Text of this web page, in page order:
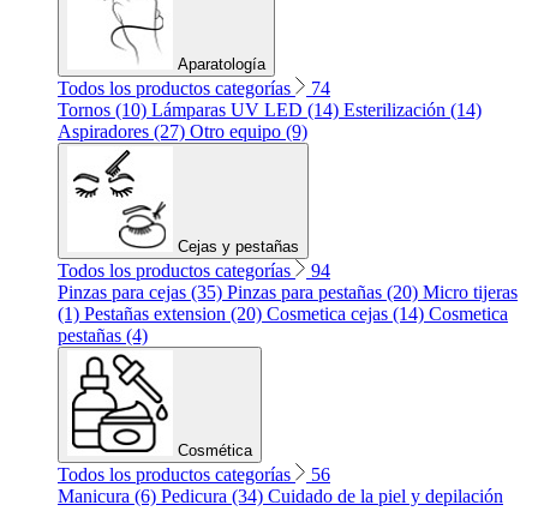
Aparatología
Todos los productos categorías
74
Tornos (10) Lámparas UV LED (14) Esterilización (14)
Aspiradores (27) Otro equipo (9)
Cejas y pestañas
Todos los productos categorías
94
Pinzas para cejas (35) Pinzas para pestañas (20) Micro tijeras
(1) Pestañas extension (20) Cosmetica cejas (14) Cosmetica
pestañas (4)
Cosmética
Todos los productos categorías
56
Manicura (6) Pedicura (34) Cuidado de la piel y depilación